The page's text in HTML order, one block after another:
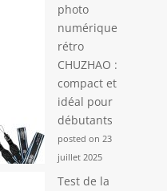
photo
numérique
rétro
CHUZHAO :
compact et
idéal pour
débutants
posted on 23
juillet 2025
Test de la